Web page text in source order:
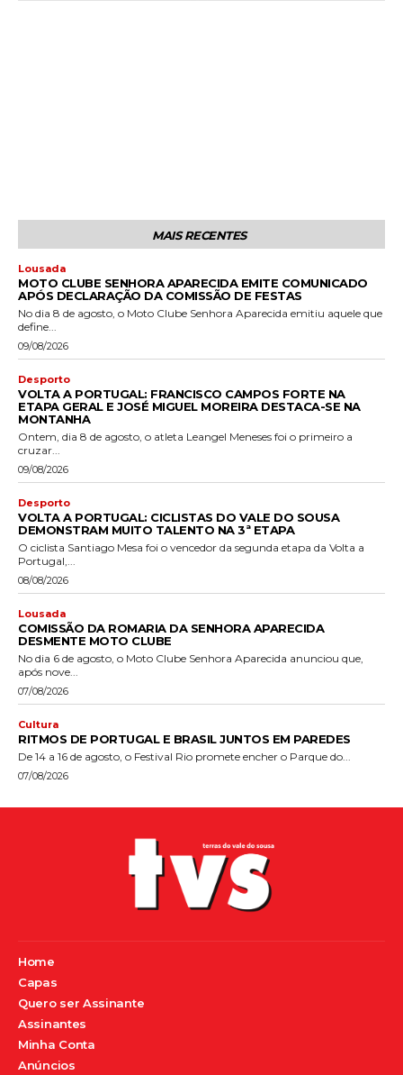
MAIS RECENTES
Lousada
MOTO CLUBE SENHORA APARECIDA EMITE COMUNICADO
APÓS DECLARAÇÃO DA COMISSÃO DE FESTAS
No dia 8 de agosto, o Moto Clube Senhora Aparecida emitiu aquele que
define...
09/08/2026
Desporto
VOLTA A PORTUGAL: FRANCISCO CAMPOS FORTE NA
ETAPA GERAL E JOSÉ MIGUEL MOREIRA DESTACA-SE NA
MONTANHA
Ontem, dia 8 de agosto, o atleta Leangel Meneses foi o primeiro a
cruzar...
09/08/2026
Desporto
VOLTA A PORTUGAL: CICLISTAS DO VALE DO SOUSA
DEMONSTRAM MUITO TALENTO NA 3ª ETAPA
O ciclista Santiago Mesa foi o vencedor da segunda etapa da Volta a
Portugal,...
08/08/2026
Lousada
COMISSÃO DA ROMARIA DA SENHORA APARECIDA
DESMENTE MOTO CLUBE
No dia 6 de agosto, o Moto Clube Senhora Aparecida anunciou que,
após nove...
07/08/2026
Cultura
RITMOS DE PORTUGAL E BRASIL JUNTOS EM PAREDES
De 14 a 16 de agosto, o Festival Rio promete encher o Parque do...
07/08/2026
Home
Capas
Quero ser Assinante
Assinantes
Minha Conta
Anúncios